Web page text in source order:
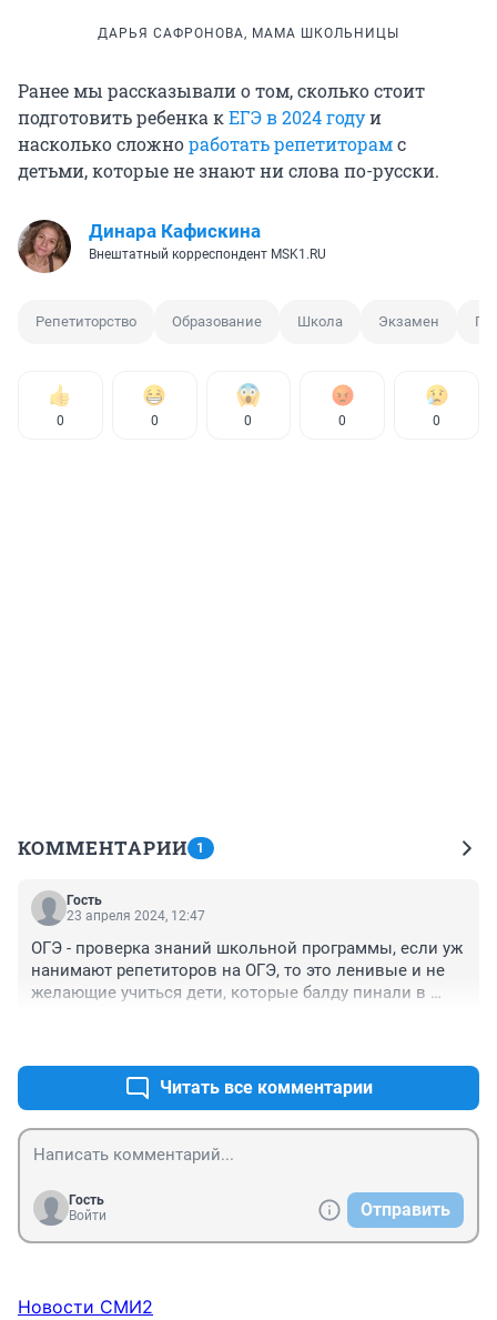
ДАРЬЯ САФРОНОВА, МАМА ШКОЛЬНИЦЫ
Ранее мы рассказывали о том, сколько стоит
подготовить ребенка кЕГЭ в 2024 годуи
насколько сложноработать репетиторамс
детьми, которые не знают ни слова по-русски.
Динара Кафискина
Внештатный корреспондент MSK1.RU
Репетиторство Образование Школа Экзамен
0 0 0 0 0
КОММЕНТАРИИ 1
Гость
23 апреля 2024, 12:47
ОГЭ - проверка знаний школьной программы, если уж
нанимают репетиторов на ОГЭ, то это ленивые и не
желающие учиться дети, которые балду пинали в
Читать все комментарии
Гость
Войти
Отправить
Новости СМИ2